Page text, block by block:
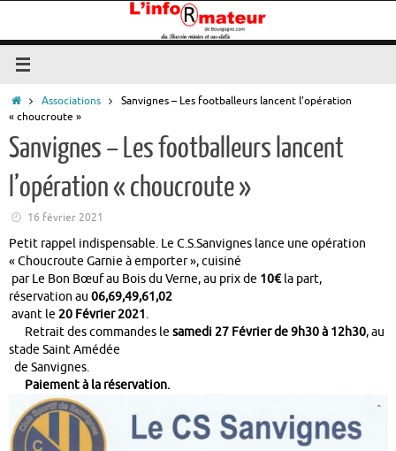
contenu
Accueil
Associations
Sanvignes – Les footballeurs lancent l’opération
« choucroute »
Sanvignes – Les footballeurs lancent
l’opération « choucroute »
16 février 2021
Petit rappel indispensable. Le C.S.Sanvignes lance une opération
« Choucroute Garnie à emporter », cuisiné
par Le Bon Bœuf au Bois du Verne, au prix de 10€la part,
réservation au 06,69,49,61,02
avant le 20 Février 2021.
Retrait des commandes le samedi 27 Février de 9h30 à 12h30, au
stade Saint Amédée
de Sanvignes.
Paiement à la réservation.